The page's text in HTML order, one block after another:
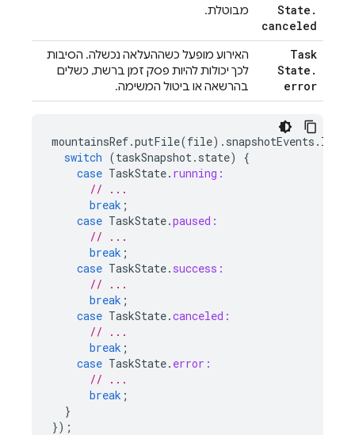
State .
canceled
מבוטלת.
Task
State .
error
האירוע מופעל כשההעלאה נכשלה. הסיבות
לכך יכולות להיות פסק זמן ברשת, כשלים
בהרשאה או ביטול המשימה.
mountainsRef.putFile(file). snapshotEvents .
switch (taskSnapshot. state)
{
case TaskState. running:
// ...
break ;
case TaskState.paused:
// ...
break ;
case TaskState. success:
// ...
break ;
case TaskState.canceled:
// ...
break ;
case TaskState. error:
// ...
break ;
}
});